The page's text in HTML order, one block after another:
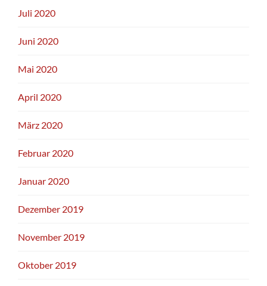
Juli 2020
Juni 2020
Mai 2020
April 2020
März 2020
Februar 2020
Januar 2020
Dezember 2019
November 2019
Oktober 2019